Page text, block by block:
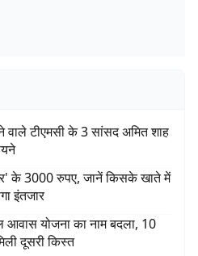
वाले टीएमसी के 3 सांसद अमित शाह
के 3000 रुपए, जानें किसके खाते में
इंतजार
आवास योजना का नाम बदला, 10
दूसरी किस्त